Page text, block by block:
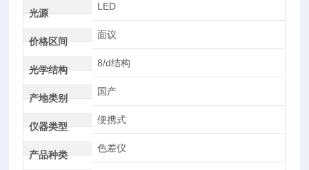
光源
LED
价格区间
面议
光学结构
8/d结构
产地类别
国产
仪器类型
便携式
产品种类
色差仪